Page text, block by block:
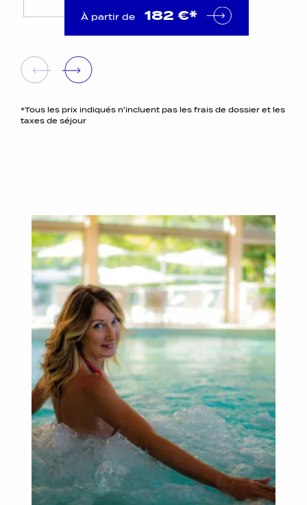
À partir de 182 €*
*Tous les prix indiqués n'incluent pas les frais de dossier et les
taxes de séjour